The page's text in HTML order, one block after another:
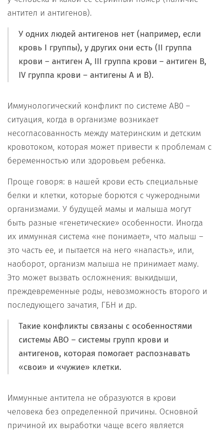
антител и антигенов).
У одних людей антигенов нет (например, если
кровь I группы), у других они есть (II группа
крови – антиген А, III группа крови – антиген В,
IV группа крови – антигены А и В).
Иммунологический конфликт по системе АВ0 –
ситуация, когда в организме возникает
несогласованность между материнским и детским
кровотоком, которая может привести к проблемам с
беременностью или здоровьем ребенка.
Проще говоря: в нашей крови есть специальные
белки и клетки, которые борются с чужеродными
организмами. У будущей мамы и малыша могут
быть разные «генетические» особенности. Иногда
их иммунная система «не понимает», что малыш –
это часть ее, и пытается на него «напасть», или,
наоборот, организм малыша не принимает маму.
Это может вызвать осложнения: выкидыши,
преждевременные роды, невозможность второго и
последующего зачатия, ГБН и др.
Такие конфликты связаны с особенностями
системы АВО – системы групп крови и
антигенов, которая помогает распознавать
«свои» и «чужие» клетки.
Иммунные антитела не образуются в крови
человека без определенной причины. Основной
причиной их выработки чаще всего является